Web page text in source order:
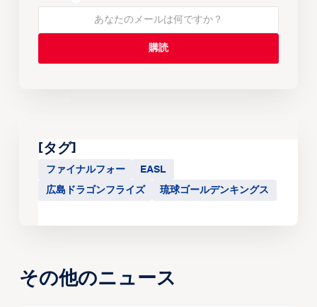
[タグ]
ファイナルフォー EASL
広島ドラゴンフライズ 琉球ゴールデンキングス
その他のニュース